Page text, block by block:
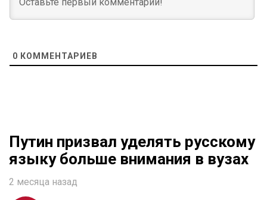
0 КОММЕНТАРИЕВ
Путин призвал уделять русскому
языку больше внимания в вузах
2 месяца назад